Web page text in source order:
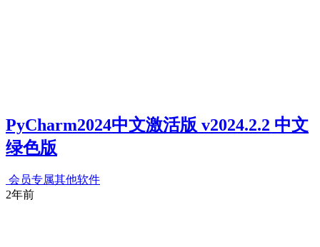
PyCharm2024中文激活版 v2024.2.2 中文
绿色版
会员专属其他软件
2年前